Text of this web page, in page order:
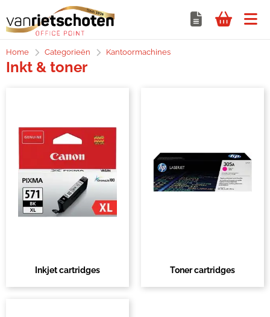
Home Categorieën Kantoormachines
Inkt & toner
Inkjet cartridges Toner cartridges